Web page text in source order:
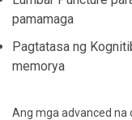
pamamaga
Pagtatasa ng
memorya
Ang mga advanced na